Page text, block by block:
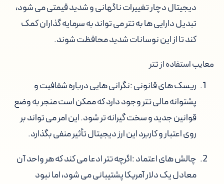
دیجیتال دچار تغییرات ناگهانی و شدید قیمتی می شود،
تبدیل دارایی ها به تتر می تواند به سرمایه گذاران کمک
کند تا از این نوسانات شدید محافظت شوند.
معایب استفاده از تتر
ریسک های قانونی :نگرانی هایی درباره شفافیت و
پشتوانه مالی تتر وجود دارد که ممکن است منجر به وضع
قوانین جدید و سخت گیرانه تر شود. این امر می تواند بر
روی اعتبار و کاربرد این ارز دیجیتال تأثیر منفی بگذارد.
چالش های اعتماد :اگرچه تتر ادعا می کند که هر واحد آن
معادل یک دلار آمریکا پشتیبانی می شود، اما نبود